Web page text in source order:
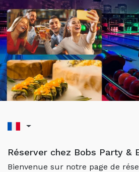
Réserver chez Bobs Party &
Bienvenue sur notre page de